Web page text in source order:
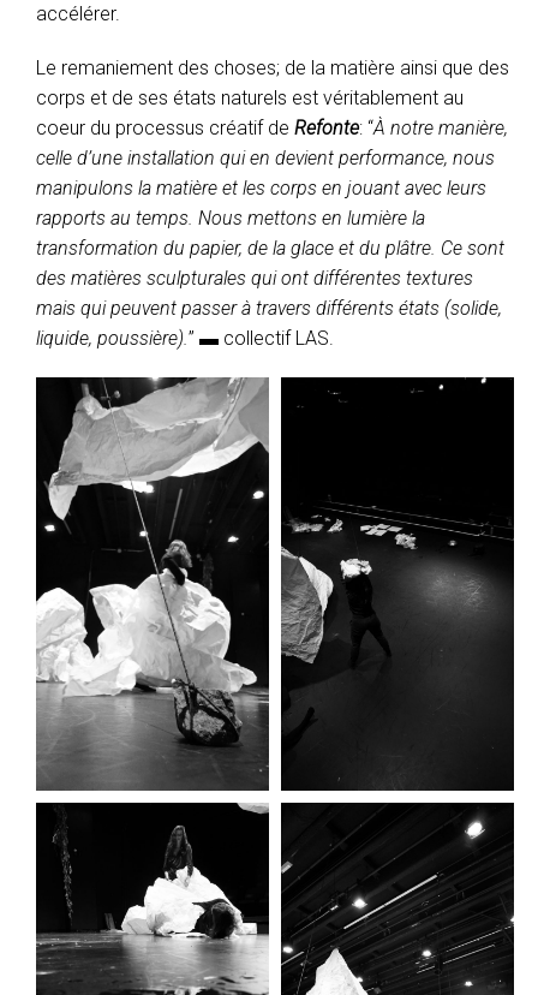
accélérer.
Le remaniement des choses; de la matière ainsi que des
corps et de ses états naturels est véritablement au
coeur du processus créatif de Refonte: “À notre manière,
celle d’une installation qui en devient performance, nous
manipulons la matière et les corps en jouant avec leurs
rapports au temps. Nous mettons en lumière la
transformation du papier, de la glace et du plâtre. Ce sont
des matières sculpturales qui ont différentes textures
mais qui peuvent passer à travers différents états (solide,
liquide, poussière). ” ▬ collectif LAS.